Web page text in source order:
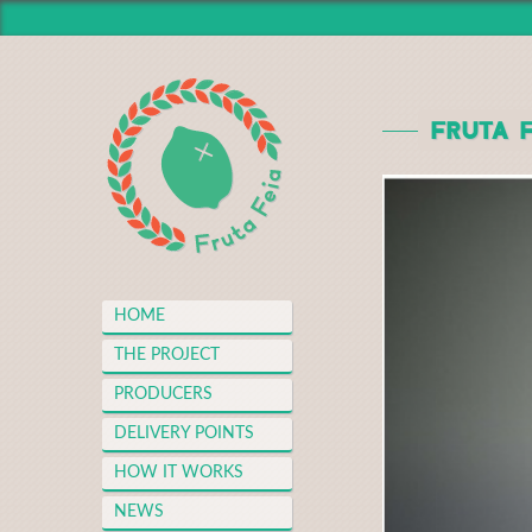
THE PROJECT
PRODUCERS
DELIVERY POINTS
HOW IT WORKS
THANKS
CONTACT
HOME
THE PROJECT
PRODUCERS
DELIVERY POINTS
HOW IT WORKS
NEWS
FRUTA